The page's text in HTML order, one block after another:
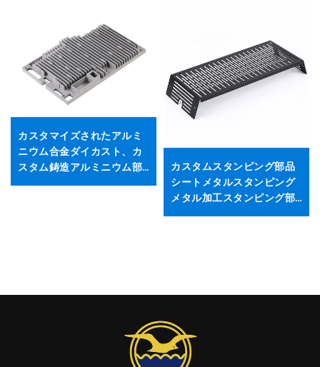
カスタマイズされたアルミ
ニウム合金ダイカスト、カ
スタム鋳造アルミニウム部
品
カスタムスタンピング部品
シートメタルスタンピング
メタル加工スタンピング部
品